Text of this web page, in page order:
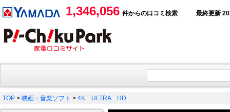
1,346,056 件からの口コミ検索 最終更新
TOP > 映画・音楽ソフト > 4K ULTRA HD